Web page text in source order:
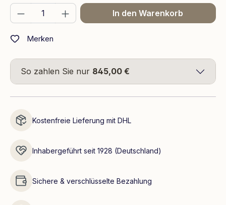
Produkt Anzahl: Gib den gewünschten
In den Warenkorb
Merken
So zahlen Sie nur 845,00 €
Kostenfreie Lieferung mit DHL
Inhabergeführt seit 1928 (Deutschland)
Sichere & verschlüsselte Bezahlung